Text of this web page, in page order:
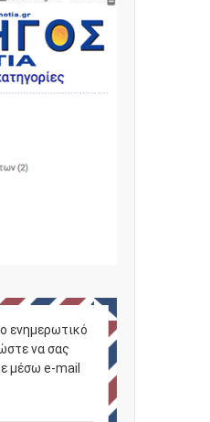
ενημερωτικό
να σας
μέσω e-mail